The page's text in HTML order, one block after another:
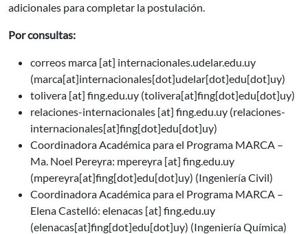
adicionales para completar la postulación.
Por consultas:
correos marca [at] internacionales.udelar.edu.uy
(marca[at]internacionales[dot]udelar[dot]edu[dot]uy)
tolivera [at] fing.edu.uy (tolivera[at]fing[dot]edu[dot]uy)
relaciones-internacionales [at] fing.edu.uy (relaciones-
internacionales[at]fing[dot]edu[dot]uy)
Coordinadora Académica para el Programa MARCA –
Ma. Noel Pereyra: mpereyra [at] fing.edu.uy
(mpereyra[at]fing[dot]edu[dot]uy) (Ingeniería Civil)
Coordinadora Académica para el Programa MARCA –
Elena Castelló: elenacas [at] fing.edu.uy
(elenacas[at]fing[dot]edu[dot]uy) (Ingeniería Química)